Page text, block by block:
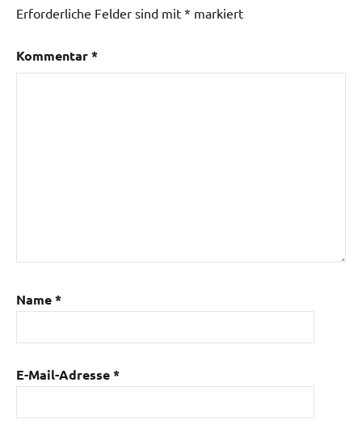
Erforderliche Felder sind mit * markiert
Kommentar*
Name*
E-Mail-Adresse*